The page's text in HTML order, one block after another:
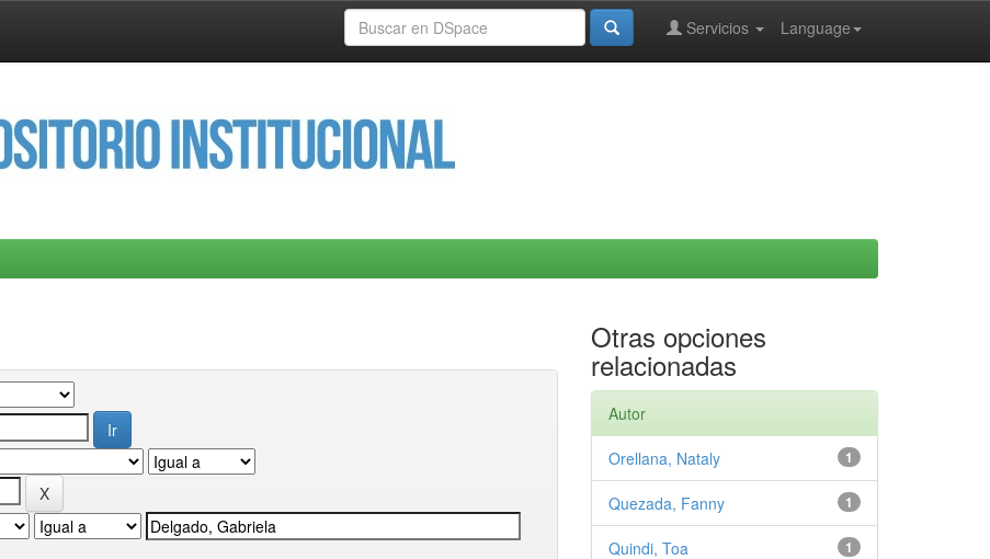
Language
Servicios
Otras opciones
relacionadas
Autor
1
Orellana, Nataly
1
Quezada, Fanny
1
Quindi, Toa